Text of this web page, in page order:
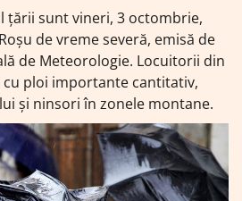
țării sunt vineri, 3 octombrie,
de vreme severă, emisă de
de Meteorologie. Locuitorii din
ploi importante cantitativ,
și ninsori în zonele montane.